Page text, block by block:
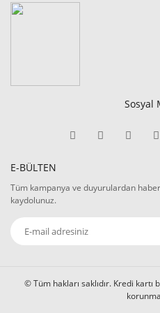
Sosyal
E-BÜLTEN
Tüm kampanya ve duyurulardan
kaydolunuz.
© Tüm hakları saklıdır. Kredi